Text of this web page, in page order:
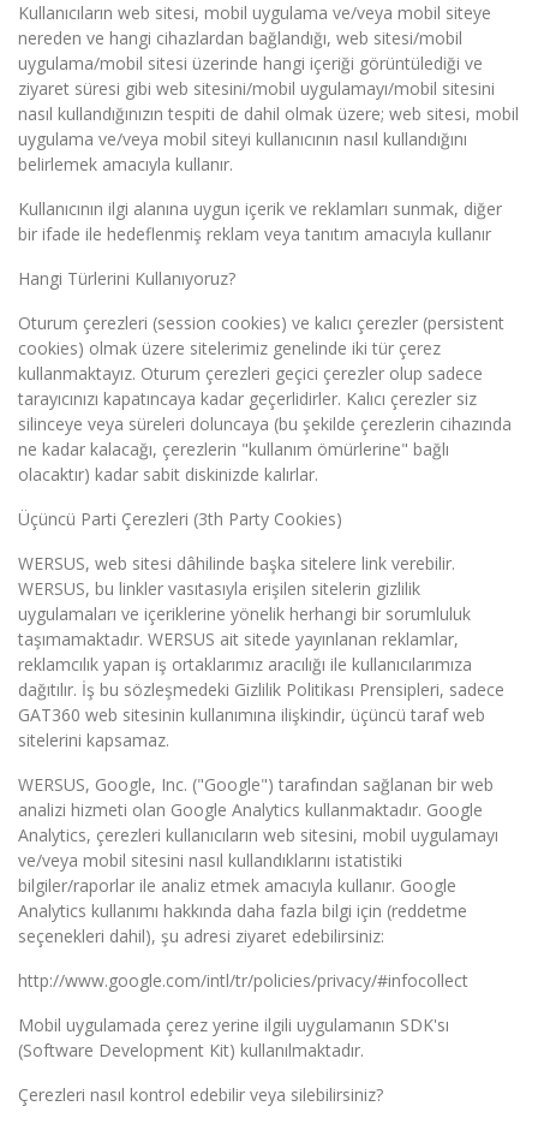
Kullanıcıların web sitesi, mobil uygulama ve/veya mobil siteye
nereden ve hangi cihazlardan bağlandığı, web sitesi/mobil
uygulama/mobil sitesi üzerinde hangi içeriği görüntülediği ve
ziyaret süresi gibi web sitesini/mobil uygulamayı/mobil sitesini
nasıl kullandığınızın tespiti de dahil olmak üzere; web sitesi, mobil
uygulama ve/veya mobil siteyi kullanıcının nasıl kullandığını
belirlemek amacıyla kullanır.
Kullanıcının ilgi alanına uygun içerik ve reklamları sunmak, diğer
bir ifade ile hedeflenmiş reklam veya tanıtım amacıyla kullanır
Hangi Türlerini Kullanıyoruz?
Oturum çerezleri (session cookies) ve kalıcı çerezler (persistent
cookies) olmak üzere sitelerimiz genelinde iki tür çerez
kullanmaktayız. Oturum çerezleri geçici çerezler olup sadece
tarayıcınızı kapatıncaya kadar geçerlidirler. Kalıcı çerezler siz
silinceye veya süreleri doluncaya (bu şekilde çerezlerin cihazında
ne kadar kalacağı, çerezlerin "kullanım ömürlerine" bağlı
olacaktır) kadar sabit diskinizde kalırlar.
Üçüncü Parti Çerezleri (3th Party Cookies)
WERSUS, web sitesi dâhilinde başka sitelere link verebilir.
WERSUS, bu linkler vasıtasıyla erişilen sitelerin gizlilik
uygulamaları ve içeriklerine yönelik herhangi bir sorumluluk
taşımamaktadır. WERSUS ait sitede yayınlanan reklamlar,
reklamcılık yapan iş ortaklarımız aracılığı ile kullanıcılarımıza
dağıtılır. İş bu sözleşmedeki Gizlilik Politikası Prensipleri, sadece
GAT360 web sitesinin kullanımına ilişkindir, üçüncü taraf web
sitelerini kapsamaz.
WERSUS, Google, Inc. ("Google") tarafından sağlanan bir web
analizi hizmeti olan Google Analytics kullanmaktadır. Google
Analytics, çerezleri kullanıcıların web sitesini, mobil uygulamayı
ve/veya mobil sitesini nasıl kullandıklarını istatistiki
bilgiler/raporlar ile analiz etmek amacıyla kullanır. Google
Analytics kullanımı hakkında daha fazla bilgi için (reddetme
seçenekleri dahil), şu adresi ziyaret edebilirsiniz:
http://www.google.com/intl/tr/policies/privacy/#infocollect
Mobil uygulamada çerez yerine ilgili uygulamanın SDK'sı
(Software Development Kit) kullanılmaktadır.
Çerezleri nasıl kontrol edebilir veya silebilirsiniz?